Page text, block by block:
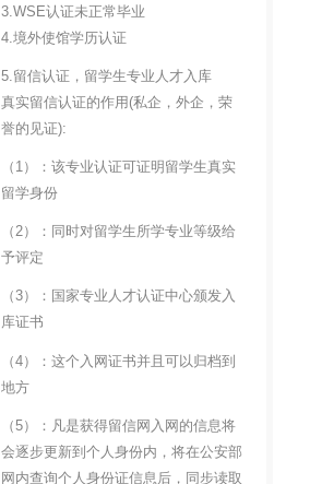
3.WSE认证未正常毕业
4.境外使馆学历认证
5.留信认证，留学生专业人才入库
真实留信认证的作用(私企，外企，荣
誉的见证):
（1）：该专业认证可证明留学生真实
留学身份
（2）：同时对留学生所学专业等级给
予评定
（3）：国家专业人才认证中心颁发入
库证书
（4）：这个入网证书并且可以归档到
地方
（5）：凡是获得留信网入网的信息将
会逐步更新到个人身份内，将在公安部
网内查询个人身份证信息后，同步读取